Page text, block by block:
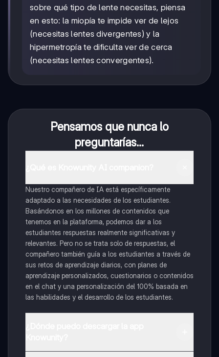
sobre qué tipo de lente necesitas, piensa
en esto: la miopía te impide ver de lejos
(necesitas lentes divergentes) y la
hipermetropía te dificulta ver de cerca
(necesitas lentes convergentes).
Pensamos que nunca lo
preguntarías...
Nuestro compañero de IA está específicamente
adaptado a las necesidades de los estudiantes.
Basándonos en los millones de contenidos que
tenemos en la plataforma, podemos dar a los
estudiantes respuestas realmente significativas y
relevantes. Pero no se trata solo de respuestas, el
compañero también guía a los estudiantes a través de
sus retos de aprendizaje diarios, con planes de
aprendizaje personalizados, cuestionarios o contenidos
en el chat y una personalización del 100% basada en
las habilidades y el desarrollo de los estudiantes.